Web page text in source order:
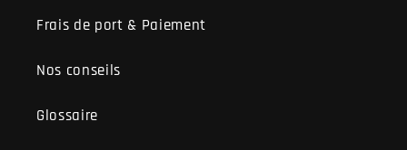
Frais de port & Paiement
Nos conseils
Glossaire